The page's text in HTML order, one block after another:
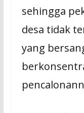
sehingga
desa tidak
yang